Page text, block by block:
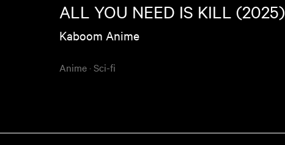
ALL YOU NEED IS KILL (2025)
Kaboom Anime
Anime ·Sci-fi